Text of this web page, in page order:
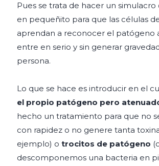
Pues se trata de hacer un simulacro
en pequeñito para que las células
aprendan a reconocer el patógeno
entre en serio y sin generar
persona.
Lo que se hace es introducir en el
el propio patógeno pero
hecho un tratamiento para que no
con rapidez o no genere tanta
ejemplo) otrocitos de patógeno
descomponemos una bacteria en